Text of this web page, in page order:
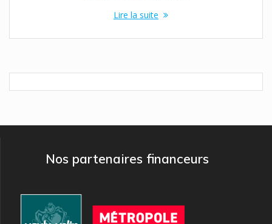
Lire la suite
Nos partenaires financeurs